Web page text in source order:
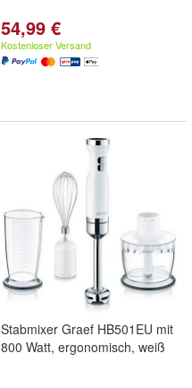
54,99 €
Kostenloser Versand
Stabmixer Graef HB501EU mit
800 Watt, ergonomisch, weiß